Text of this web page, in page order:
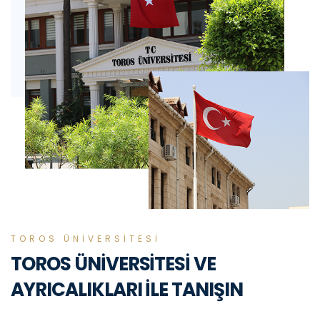
TOROS ÜNİVERSİTESİ
TOROS ÜNİVERSİTESİ VE
AYRICALIKLARI İLE TANIŞIN